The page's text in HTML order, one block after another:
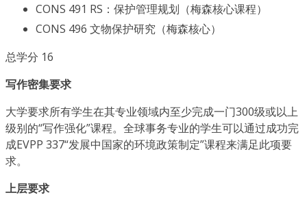
CONS 491 RS：保护管理规划（梅森核心课程）
CONS 496 文物保护研究（梅森核心）
总学分 16
写作密集要求
大学要求所有学生在其专业领域内至少完成一门300级或以上
级别的“写作强化”课程。全球事务专业的学生可以通过成功完
成EVPP 337“发展中国家的环境政策制定”课程来满足此项要
求。
上层要求